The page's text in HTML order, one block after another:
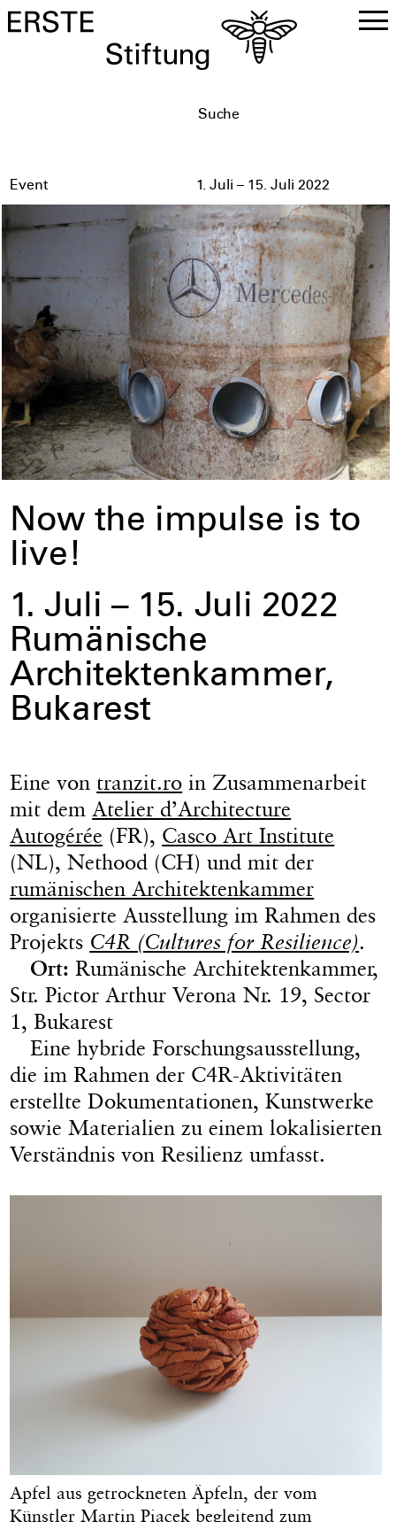
Event 1. Juli – 15. Juli 2022
Now the impulse is to
live!
1. Juli – 15. Juli 2022
Rumänische
Architektenkammer,
Bukarest
Eine vontranzit.ro in Zusammenarbeit
mit demAtelier d’Architecture
Autogérée (FR), Casco Art Institute
(NL), Nethood (CH) und mit der
rumänischen Architektenkammer
organisierte Ausstellung im Rahmen des
Projekts C4R (Cultures for Resilience).
Ort: Rumänische Architektenkammer,
Str. Pictor Arthur Verona Nr. 19, Sector
1, Bukarest
Eine hybride Forschungsausstellung,
die im Rahmen der C4R-Aktivitäten
erstellte Dokumentationen, Kunstwerke
sowie Materialien zu einem lokalisierten
Verständnis von Resilienz umfasst.
Apfel aus getrockneten Äpfeln, der vom
Künstler Martin Piacek begleitend zum